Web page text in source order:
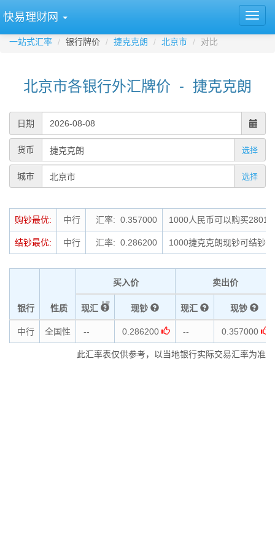
快易理财网
一站式汇率 银行牌价 捷克克朗 北京市 对比
北京市各银行外汇牌价 - 捷克克朗
日期
货币 选择
城市 选择
购钞最优: 中行 汇率: 0.357000 1000人民币可以购买
结钞最优: 中行 汇率: 0.286200 1000捷克克朗现钞可结钞
银行 性质
买入价 卖出价
现汇 现钞 现汇 现钞
中行 全国性 -- 0.286200 -- 0.357000
此汇率表仅供参考，以当地银行实际交易汇率为准